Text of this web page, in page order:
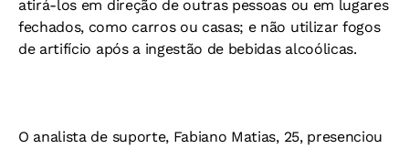
atirá-los em direção de outras pessoas ou em lugares
fechados, como carros ou casas; e não utilizar fogos
de artifício após a ingestão de bebidas alcoólicas.
O analista de suporte, Fabiano Matias, 25, presenciou